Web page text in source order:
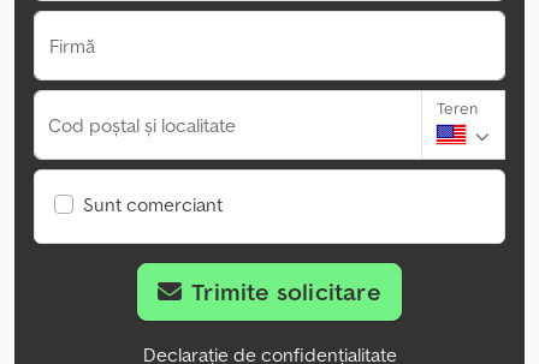
Firmă
Cod poștal și localitate
Teren
Sunt comerciant
Trimite solicitare
Declarație de confidențialitate